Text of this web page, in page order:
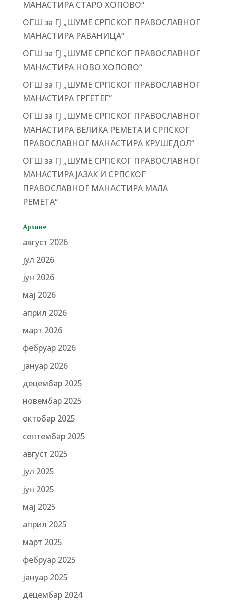
МАНАСТИРА СТАРО ХОПОВО“
ОГШ за ГЈ „ШУМЕ СРПСКОГ ПРАВОСЛАВНОГ
МАНАСТИРА РАВАНИЦА“
ОГШ за ГЈ „ШУМЕ СРПСКОГ ПРАВОСЛАВНОГ
МАНАСТИРА НОВО ХОПОВО“
ОГШ за ГЈ „ШУМЕ СРПСКОГ ПРАВОСЛАВНОГ
МАНАСТИРА ГРГЕТЕГ“
ОГШ за ГЈ „ШУМЕ СРПСКОГ ПРАВОСЛАВНОГ
МАНАСТИРА ВЕЛИКА РЕМЕТА И СРПСКОГ
ПРАВОСЛАВНОГ МАНАСТИРА КРУШЕДОЛ“
ОГШ за ГЈ „ШУМЕ СРПСКОГ ПРАВОСЛАВНОГ
МАНАСТИРА ЈАЗАК И СРПСКОГ
ПРАВОСЛАВНОГ МАНАСТИРА МАЛА
РЕМЕТА“
Архиве
август 2026
јул 2026
јун 2026
мај 2026
април 2026
март 2026
фебруар 2026
јануар 2026
децембар 2025
новембар 2025
октобар 2025
септембар 2025
август 2025
јул 2025
јун 2025
мај 2025
април 2025
март 2025
фебруар 2025
јануар 2025
децембар 2024